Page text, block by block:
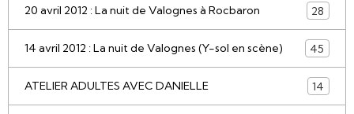
20 avril 2012 : La nuit de Valognes à Rocbaron 28
14 avril 2012 : La nuit de Valognes (Y-sol en scène) 45
ATELIER ADULTES AVEC DANIELLE 14